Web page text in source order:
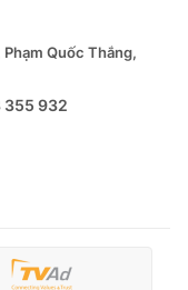
Quốc Thắng,
355 932